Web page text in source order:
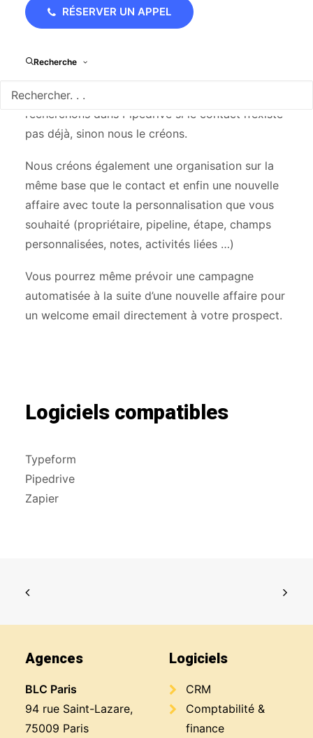
RÉSERVER UN APPEL
Recherche
Quand un nouveau formulaire est saisie nous
recherchons dans Pipedrive si le contact n’existe
pas déjà, sinon nous le créons.
Nous créons également une organisation sur la
même base que le contact et enfin une nouvelle
affaire avec toute la personnalisation que vous
souhaité (propriétaire, pipeline, étape, champs
personnalisées, notes, activités liées …)
Vous pourrez même prévoir une campagne
automatisée à la suite d’une nouvelle affaire pour
un welcome email directement à votre prospect.
Logiciels compatibles
Typeform
Pipedrive
Zapier
Agences
BLC Paris
94 rue Saint-Lazare,
75009 Paris
Logiciels
CRM
Comptabilité &
finance